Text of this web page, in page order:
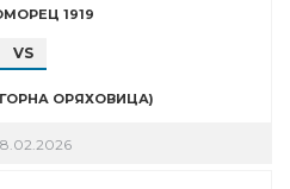
1919
VS
ОРЯХОВИЦА)